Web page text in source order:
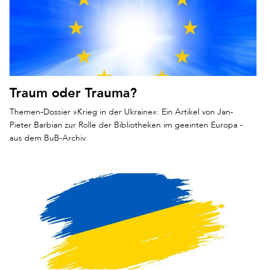
Traum oder Trauma?
Themen-Dossier »Krieg in der Ukraine«: Ein Artikel von Jan-
Pieter Barbian zur Rolle der Bibliotheken im geeinten Europa -
aus dem BuB-Archiv.